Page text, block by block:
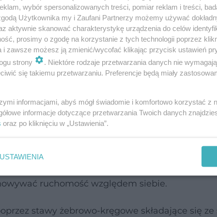
żeber rzekomych. Ósme, dziewiąte i dziesiąte
i lewy łuk żebrowy.
mostkowy i znajdujący się pomiędzy nimi
najwęższa jest dwunasta para żeber czyli tak
mięśniami brzucha.
jest mostek, który zlokalizowany jest w
się z trzech elementów tj. rękojeść, trzon
mostka są ze sobą połączone poprzez warstwy
ruchomość względem siebie.
stawy żebrowo-kręgowe składające się
wybór spersonalizowanych treści, pomiar reklam i treści,
Użytkownika my i Zaufani Partnerzy możemy używać
aktywnie skanować charakterystykę urządzenia do celów
prosimy o zgodę na korzystanie z tych technologii poprzez
i zawsze możesz ją zmienić/wycofać klikając przycisk ustawień
strony
. Niektóre rodzaje przetwarzania danych nie
się takiemu przetwarzaniu. Preferencje będą miały
informacjami, abyś mógł świadomie i komfortowo korzystać z
informacje dotyczące przetwarzania Twoich danych
oraz po kliknięciu w „Ustawienia”.
USTAWIENIA